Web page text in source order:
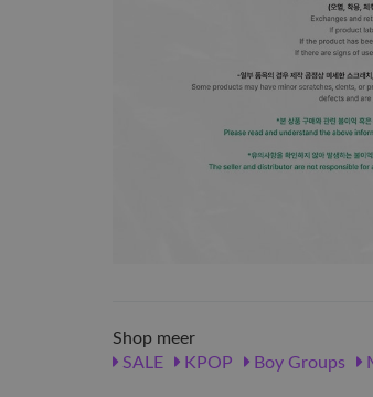
Shop meer
SALE
KPOP Boy Groups